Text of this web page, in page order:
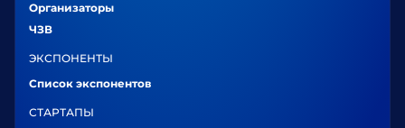
Организаторы
ЧЗВ
ЭКСПОНЕНТЫ
Список экспонентов
СТАРТАПЫ